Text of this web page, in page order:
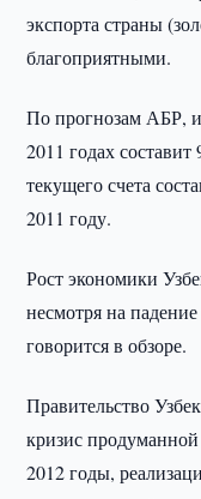
экспорта страны
благоприятными.
По прогнозам АБР,
2011 годах
текущего счета
2011 году.
Рост экономики
несмотря на
говорится в обзоре.
Правительство
кризис
2012 годы,